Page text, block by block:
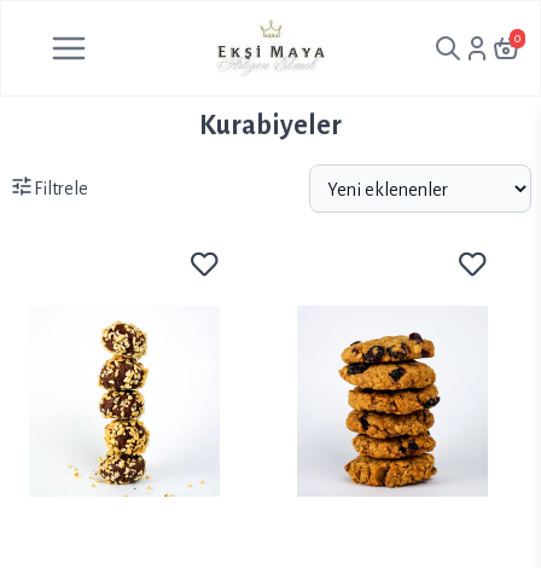
0
Kurabiyeler
Filtrele